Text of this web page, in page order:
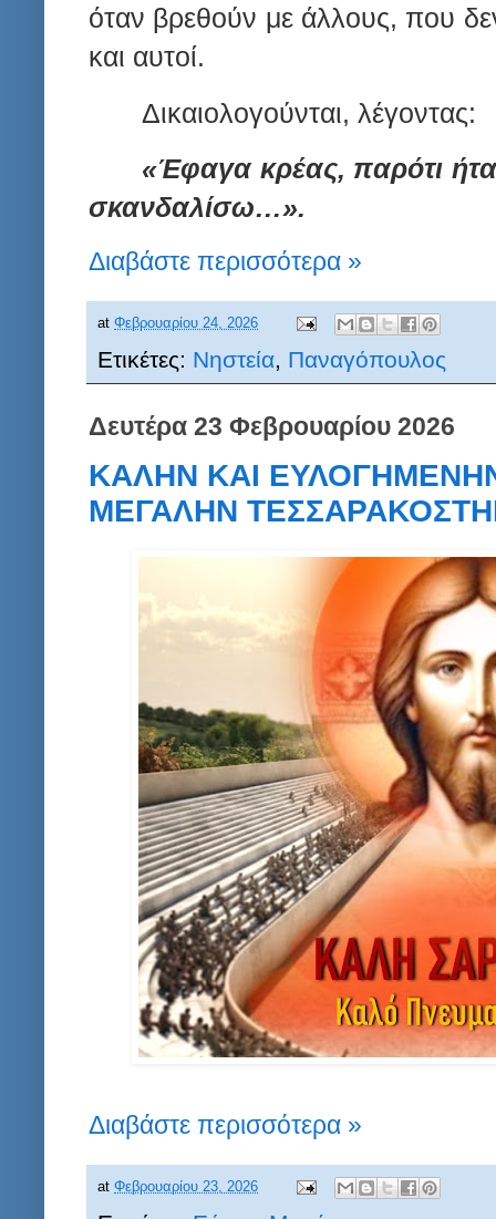
όταν βρε­θούν με άλ­λους, που
και αυ­τοί.
Δι­καιο­λο­γούν­ται, λέ­γον­τας:
«Έ­φα­γα κρέ­ας, πα­ρό­τι
σκαν­δα­λί­σω…».
Διαβάστε περισσότερα »
at Φεβρουαρίου 24, 2026
Ετικέτες: Νηστεία, Παναγόπουλος
Δευτέρα 23 Φεβρουαρίου 2026
ΚΑΛΗΝ ΚΑΙ
ΜΕΓΑΛΗΝ
Διαβάστε περισσότερα »
at Φεβρουαρίου 23, 2026